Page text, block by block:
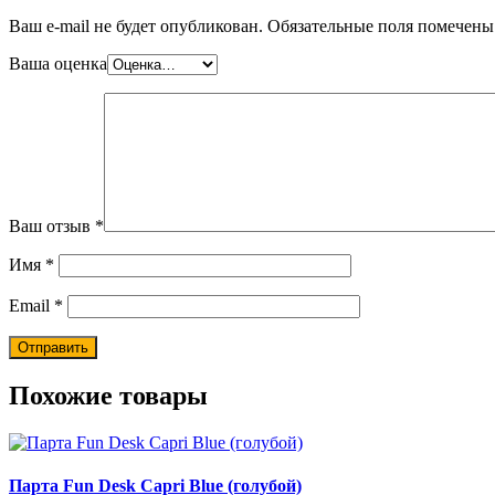
Ваш e-mail не будет опубликован. Обязательные поля
Ваша оценка
Ваш отзыв *
Имя *
Email *
Похожие товары
Парта Fun Desk Capri Blue (голубой)